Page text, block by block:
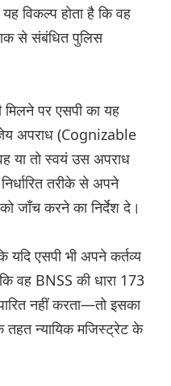
विकल्प होता है कि वह
से संबंधित पुलिस
पर एसपी का यह
अपराध (Cognizable
या तो स्वयं उस अपराध
तरीके से अपने
जाँच करने का निर्देश दे।
यदि एसपी भी अपने कर्तव्य
वह BNSS की धारा 173
नहीं करता—तो इसका
तहत न्यायिक मजिस्ट्रेट के